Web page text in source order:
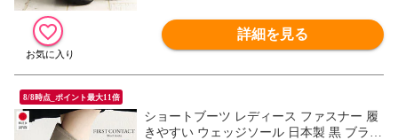
詳細を見る
8/8時点_ポイント最大11倍
ショートブーツ レディース ファスナー 履
きやすい ウェッジソール 日本製 黒 ブラッ